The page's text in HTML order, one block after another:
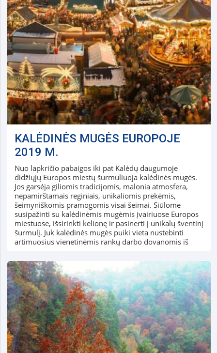
KALĖDINĖS MUGĖS EUROPOJE
2019 M.
Nuo lapkričio pabaigos iki pat Kalėdų daugumoje
didžiųjų Europos miestų šurmuliuoja kalėdinės mugės.
Jos garsėja giliomis tradicijomis, malonia atmosfera,
nepamirštamais reginiais, unikaliomis prekėmis,
šeimyniškomis pramogomis visai šeimai. Siūlome
susipažinti su kalėdinėmis mugėmis įvairiuose Europos
miestuose, išsirinkti kelionę ir pasinerti į unikalų šventinį
šurmulį. Juk kalėdinės mugės puiki vieta nustebinti
artimuosius vienetinėmis rankų darbo dovanomis iš